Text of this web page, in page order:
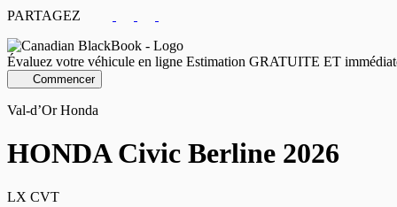
PARTAGEZ
Évaluez votre véhicule en ligne Estimation GRATUITE ET
Commencer
Val-d’Or Honda
HONDACivic Berline 2026
LX CVT